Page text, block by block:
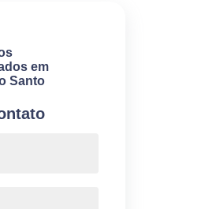
em
Santo